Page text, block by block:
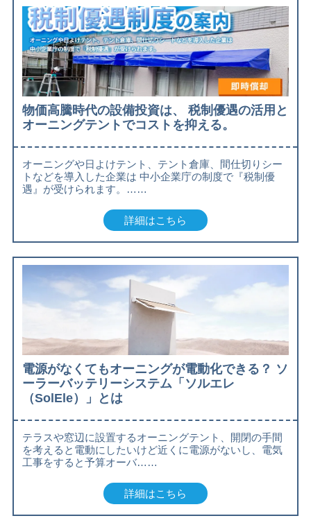
物価高騰時代の設備投資は、 税制優遇の活用と
オーニングテントでコストを抑える。
オーニングや日よけテント、テント倉庫、間仕切りシー
トなどを導入した企業は 中小企業庁の制度で『税制優
遇』が受けられます。……
詳細はこちら
電源がなくてもオーニングが電動化できる？ ソ
ーラーバッテリーシステム「ソルエレ
（SolEle）」とは
テラスや窓辺に設置するオーニングテント、開閉の手間
を考えると電動にしたいけど近くに電源がないし、電気
工事をすると予算オーバ……
詳細はこちら